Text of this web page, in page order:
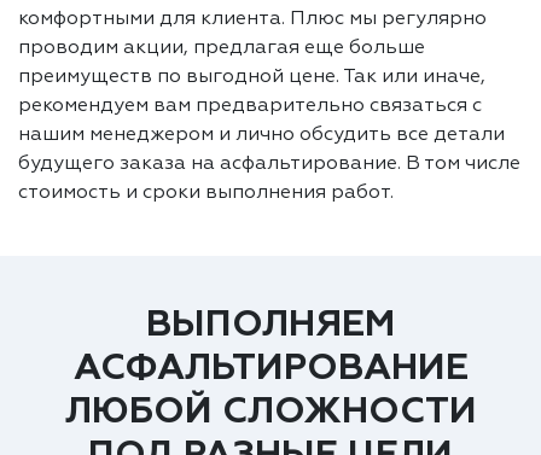
комфортными для клиента. Плюс мы регулярно
проводим акции, предлагая еще больше
преимуществ по выгодной цене. Так или иначе,
рекомендуем вам предварительно связаться с
нашим менеджером и лично обсудить все детали
будущего заказа на асфальтирование. В том числе
стоимость и сроки выполнения работ.
ВЫПОЛНЯЕМ
АСФАЛЬТИРОВАНИЕ
ЛЮБОЙ СЛОЖНОСТИ